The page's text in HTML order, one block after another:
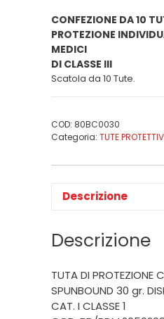
CONFEZIONE DA 10
PROTEZIONE
MEDICI
DI CLASSE III
Scatola da 10 Tute.
COD: 80BC0030
Categoria: TUTE
Descrizione
Descrizione
TUTA DI PROTEZIONE
SPUNBOUND 30 gr.
CAT. I CLASSE 1